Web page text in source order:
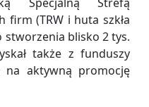
firm (TRW i huta szkła
stworzenia blisko 2 tys.
także z funduszy
na aktywną promocję